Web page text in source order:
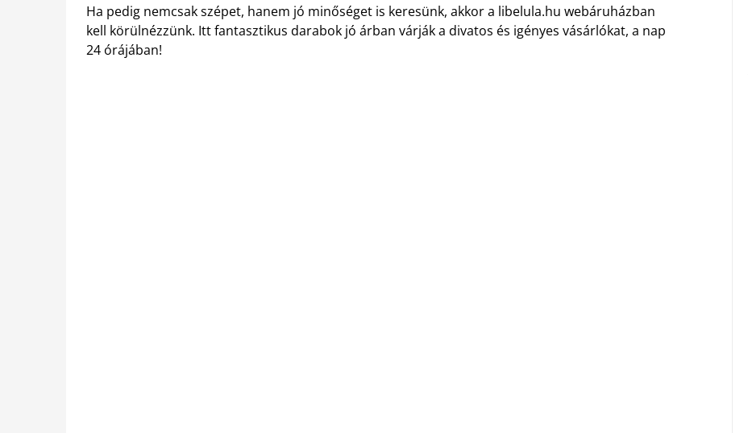
Ha pedig nemcsak szépet, hanem jó minőséget is keresünk, akkor a libelula.hu webáruházban
kell körülnézzünk. Itt fantasztikus darabok jó árban várják a divatos és igényes vásárlókat, a nap
24 órájában!